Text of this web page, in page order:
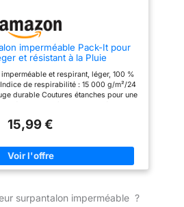
des
ce
un
imperméable Pack-It pour
et résistant à la Pluie
et respirant, léger, 100 %
de respirabilité : 15 000 g/m²/24
durable Coutures étanches pour une
15,99 €
surpantalon imperméable ?